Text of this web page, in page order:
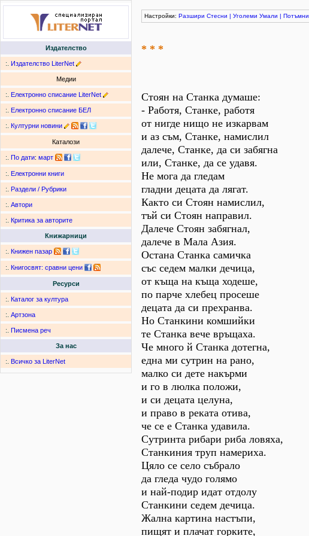
Издателство
:. Издателство LiterNet
Медии
:. Електронно списание LiterNet
:. Електронно списание БЕЛ
:. Културни новини
Каталози
:. По дати: март
:. Електронни книги
:. Раздели / Рубрики
:. Автори
:. Критика за авторите
Книжарници
:. Книжен пазар
:. Книгосвят: сравни цени
Ресурси
:. Каталог за култура
:. Артзона
:. Писмена реч
За нас
:. Всичко за LiterNet
Настройки: Разшири Стесни | Уголеми Умали | Потъмни
* * *
Стоян на Станка думаше:
- Работя, Станке, работя
от нигде нищо не изкарвам
и аз съм, Станке, намислил
далече, Станке, да си забягна
или, Станке, да се удавя.
Не мога да гледам
гладни децата да лягат.
Както си Стоян намислил,
тъй си Стоян направил.
Далече Стоян забягнал,
далече в Мала Азия.
Остана Станка самичка
със седем малки дечица,
от къща на къща ходеше,
по парче хлебец просеше
децата да си прехранва.
Но Станкини комшийки
те Станка вече връщаха.
Че много й Станка дотегна,
една ми сутрин на рано,
малко си дете накърми
и го в люлка положи,
и си децата целуна,
и право в реката отива,
че се е Станка удавила.
Сутринта рибари риба ловяха,
Станкиния труп намериха.
Цяло се село събрало
да гледа чудо голямо
и най-подир идат отдолу
Станкини седем дечица.
Жална картина настъпи,
пищят и плачат горките,